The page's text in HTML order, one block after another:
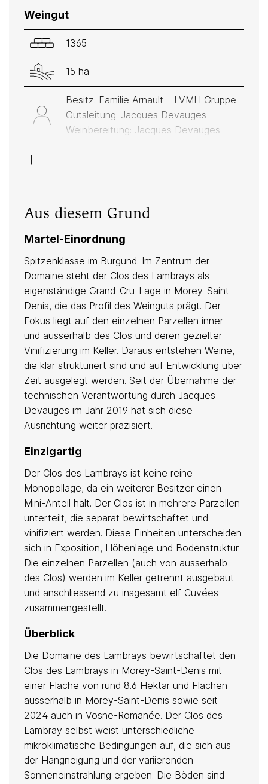
Weingut
1365
15 ha
Besitz: Familie Arnault – LVMH Gruppe
Gutsleitung: Jacques Devauges
Weinbereitung: Jacques Devauges
Anbau
biologisch
zertifiziert
Keller
Vegan
+
Aus diesem Grund
Martel-Einordnung
Spitzenklasse im Burgund. Im Zentrum der
Domaine steht der Clos des Lambrays als
eigenständige Grand-Cru-Lage in Morey-Saint-
Denis, die das Profil des Weinguts prägt. Der
Fokus liegt auf den einzelnen Parzellen inner-
und ausserhalb des Clos und deren gezielter
Vinifizierung im Keller. Daraus entstehen Weine,
die klar strukturiert sind und auf Entwicklung über
Zeit ausgelegt werden. Seit der Übernahme der
technischen Verantwortung durch Jacques
Devauges im Jahr 2019 hat sich diese
Ausrichtung weiter präzisiert.
Einzigartig
Der Clos des Lambrays ist keine reine
Monopollage, da ein weiterer Besitzer einen
Mini-Anteil hält. Der Clos ist in mehrere Parzellen
unterteilt, die separat bewirtschaftet und
vinifiziert werden. Diese Einheiten unterscheiden
sich in Exposition, Höhenlage und Bodenstruktur.
Die einzelnen Parzellen (auch von ausserhalb
des Clos) werden im Keller getrennt ausgebaut
und anschliessend zu insgesamt elf Cuvées
zusammengestellt.
Überblick
Die Domaine des Lambrays bewirtschaftet den
Clos des Lambrays in Morey-Saint-Denis mit
einer Fläche von rund 8.6 Hektar und Flächen
ausserhalb in Morey-Saint-Denis sowie seit
2024 auch in Vosne-Romanée. Der Clos des
Lambray selbst weist unterschiedliche
mikroklimatische Bedingungen auf, die sich aus
der Hangneigung und der variierenden
Sonneneinstrahlung ergeben. Die Böden sind